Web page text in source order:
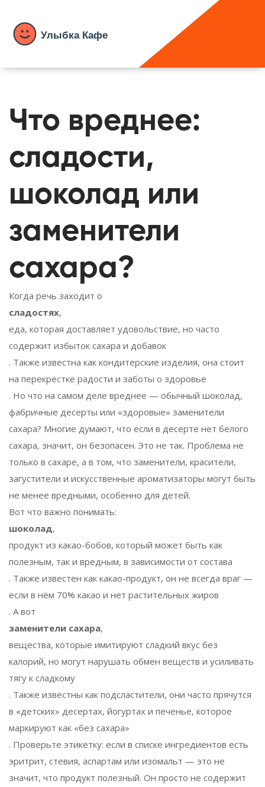
Что вреднее:
сладости,
шоколад или
заменители
сахара?
Когда речь заходит о
сладостях,
еда, которая доставляет удовольствие, но часто
содержит избыток сахара и добавок
. Также известна как кондитерские изделия, она стоит
на перекрёстке радости и заботы о здоровье
. Но что на самом деле вреднее — обычный шоколад,
фабричные десерты или «здоровые» заменители
сахара? Многие думают, что если в десерте нет белого
сахара, значит, он безопасен. Это не так. Проблема не
только в сахаре, а в том, что заменители, красители,
загустители и искусственные ароматизаторы могут быть
не менее вредными, особенно для детей.
Вот что важно понимать:
шоколад,
продукт из какао-бобов, который может быть как
полезным, так и вредным, в зависимости от состава
. Также известен как какао-продукт, он не всегда враг —
если в нём 70% какао и нет растительных жиров
. А вот
заменители сахара,
вещества, которые имитируют сладкий вкус без
калорий, но могут нарушать обмен веществ и усиливать
тягу к сладкому
. Также известны как подсластители, они часто прячутся
в «детских» десертах, йогуртах и печенье, которое
маркируют как «без сахара»
. Проверьте этикетку: если в списке ингредиентов есть
эритрит, стевия, аспартам или изомальт — это не
значит, что продукт полезный. Он просто не содержит